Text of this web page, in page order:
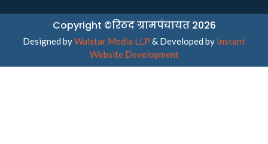
Copyright ©रिठद ग्रामपंचायत 2026
Designed byWalstar Media LLP & Developed by Instant
Website Development